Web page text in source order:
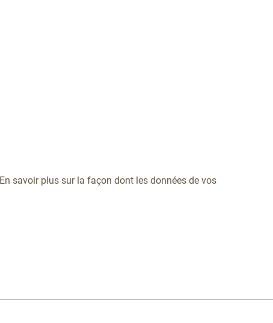
En savoir plus sur la façon dont les données de vos